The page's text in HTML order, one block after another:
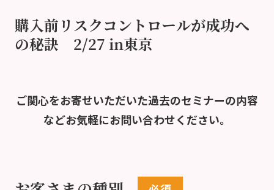
購入前リスクコントロールが成功へ
の秘訣 2/27 in東京
ご関心をお寄せいただいた過去のセミナーの内容
などお気軽にお問い合わせください。